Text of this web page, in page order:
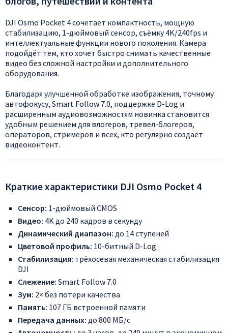
DJI Osmo Pocket 4 сочетает компактность, мощную
стабилизацию, 1-дюймовый сенсор, съёмку 4K/240fps и
интеллектуальные функции нового поколения. Камера
подойдёт тем, кто хочет быстро снимать качественные
видео без сложной настройки и дополнительного
оборудования.
Благодаря улучшенной обработке изображения, точному
автофокусу, Smart Follow 7.0, поддержке D-Log и
расширенным аудиовозможностям новинка становится
удобным решением для влогеров, тревел-блогеров,
операторов, стримеров и всех, кто регулярно создаёт
видеоконтент.
Краткие характеристики DJI Osmo Pocket 4
Сенсор: 1-дюймовый CMOS
Видео: 4K до 240 кадров в секунду
Динамический диапазон: до 14 ступеней
Цветовой профиль: 10-битный D-Log
Стабилизация: трёхосевая механическая стабилизация
DJI
Слежение: Smart Follow 7.0
Зум: 2× без потери качества
Память: 107 ГБ встроенной памяти
Передача данных: до 800 МБ/с